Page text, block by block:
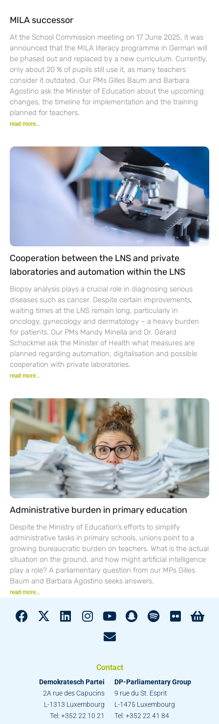
MILA successor
At the School Commission meeting on 17 June 2025, it was
announced that the MILA literacy programme in German will
be phased out and replaced by a new curriculum. Currently,
only about 20 % of pupils still use it, as many teachers
consider it outdated. Our PMs Gilles Baum and Barbara
Agostino ask the Minister of Education about the upcoming
changes, the timeline for implementation and the training
planned for teachers.
read more...
Cooperation between the LNS and private
laboratories and automation within the LNS
Biopsy analysis plays a crucial role in diagnosing serious
diseases such as cancer. Despite certain improvements,
waiting times at the LNS remain long, particularly in
oncology, gynecology and dermatology – a heavy burden
for patients. Our PMs Mandy Minella and Dr. Gérard
Schockmel ask the Minister of Health what measures are
planned regarding automation, digitalisation and possible
cooperation with private laboratories.
read more...
Administrative burden in primary education
Despite the Ministry of Education’s efforts to simplify
administrative tasks in primary schools, unions point to a
growing bureaucratic burden on teachers. What is the actual
situation on the ground, and how might artificial intelligence
play a role? A parliamentary question from our MPs Gilles
Baum and Barbara Agostino seeks answers.
read more...
Contact
Demokratesch Partei
2A rue des Capucins
L-1313 Luxembourg
Tel: +352 22 10 21
DP-Parliamentary Group
9 rue du St. Esprit
L-1475 Luxembourg
Tel: +352 22 41 84